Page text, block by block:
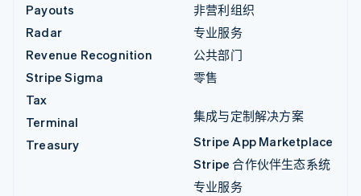
Payouts
Radar
Revenue Recognition
Stripe Sigma
Tax
Terminal
Treasury
非营利组织
专业服务
公共部门
零售
集成与定制解决方案
Stripe App Marketplace
Stripe 合作伙伴生态系统
专业服务